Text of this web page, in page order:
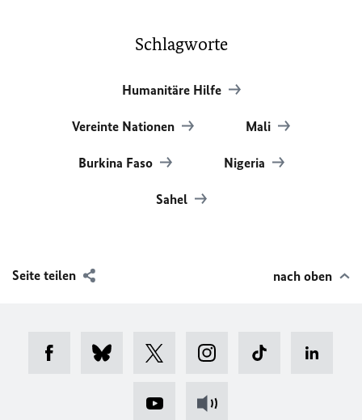
Schlagworte
Humanitäre Hilfe
Vereinte Nationen Mali
Burkina Faso Nigeria
Sahel
Seite teilen nach oben